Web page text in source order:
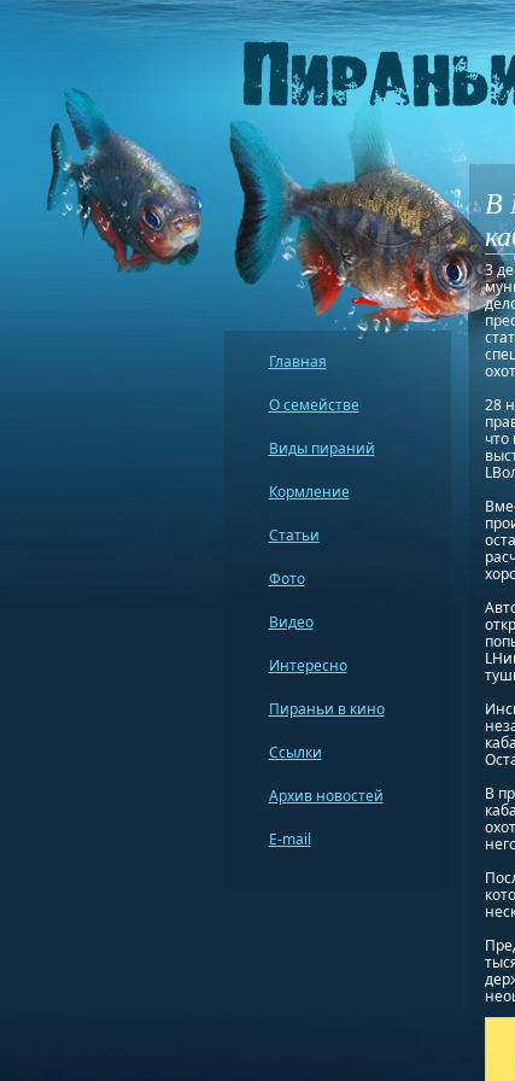
В
3
28
что
В
Главная
О семействе
Виды пираний
Кормление
Статьи
Фото
Видео
Интересно
Пираньи в кино
Ссылки
Архив новостей
E-mail